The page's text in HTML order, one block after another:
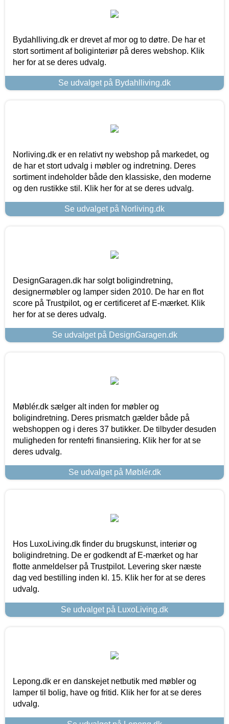
Bydahlliving.dk er drevet af mor og to døtre. De har et
stort sortiment af boliginteriør på deres webshop. Klik
her for at se deres udvalg.
Se udvalget på Bydahlliving.dk
Norliving.dk er en relativt ny webshop på markedet, og
de har et stort udvalg i møbler og indretning. Deres
sortiment indeholder både den klassiske, den moderne
og den rustikke stil. Klik her for at se deres udvalg.
Se udvalget på Norliving.dk
DesignGaragen.dk har solgt boligindretning,
designermøbler og lamper siden 2010. De har en flot
score på Trustpilot, og er certificeret af E-mærket. Klik
her for at se deres udvalg.
Se udvalget på DesignGaragen.dk
Møblér.dk sælger alt inden for møbler og
boligindretning. Deres prismatch gælder både på
webshoppen og i deres 37 butikker. De tilbyder desuden
muligheden for rentefri finansiering. Klik her for at se
deres udvalg.
Se udvalget på Møblér.dk
Hos LuxoLiving.dk finder du brugskunst, interiør og
boligindretning. De er godkendt af E-mærket og har
flotte anmeldelser på Trustpilot. Levering sker næste
dag ved bestilling inden kl. 15. Klik her for at se deres
udvalg.
Se udvalget på LuxoLiving.dk
Lepong.dk er en danskejet netbutik med møbler og
lamper til bolig, have og fritid. Klik her for at se deres
udvalg.